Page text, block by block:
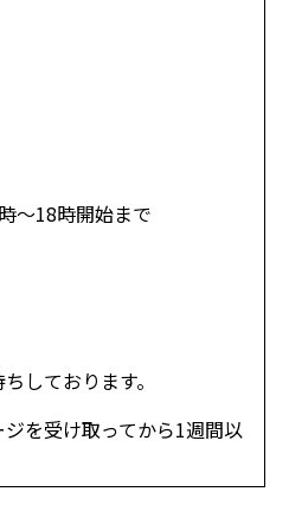
～18時開始まで
しております。
を受け取ってから1週間以